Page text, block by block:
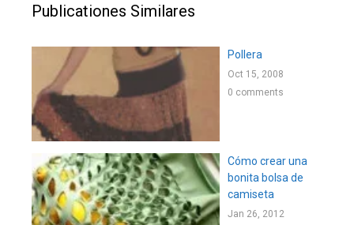
Publicationes Similares
Pollera
Oct 15, 2008
0 comments
Cómo crear una
bonita bolsa de
camiseta
Jan 26, 2012